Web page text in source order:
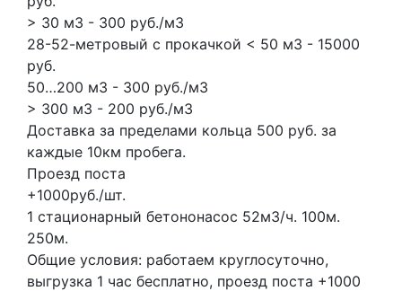
> 30 м3 - 300 руб./м3
28-52-метровый с прокачкой < 50 м3 - 15000
руб.
50…200 м3 - 300 руб./м3
> 300 м3 - 200 руб./м3
Доставка за пределами кольца 500 руб. за
каждые 10км пробега.
Проезд поста
+1000руб./шт.
1 стационарный бетононасос 52м3/ч. 100м.
250м.
Общие условия: работаем круглосуточно,
выгрузка 1 час бесплатно, проезд поста +1000